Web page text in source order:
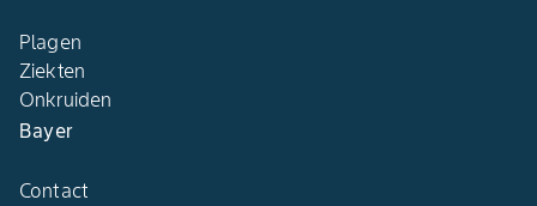
Plagen
Ziekten
Onkruiden
Bayer
Contact